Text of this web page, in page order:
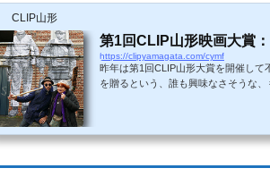
CLIP山形
第1回CLIP山形映画大賞
https://clipyamagata.com/cymf
昨年は第1回CLIP山形大賞を開催し
を贈るという、誰も興味なさそうな